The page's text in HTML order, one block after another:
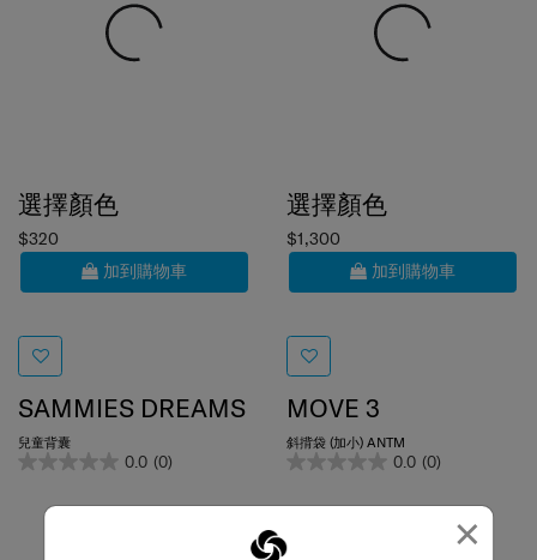
×
選擇顏色
$320
加到購物車
SAMMIES DREAMS
兒童背囊
0.0 (0)
選擇顏色
$1,300
加到購物車
MOVE 3
斜揹袋 (加小) ANTM
0.0 (0)